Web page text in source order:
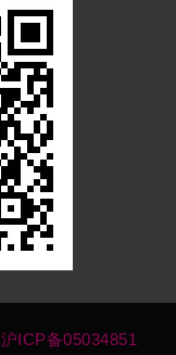
沪ICP备05034851